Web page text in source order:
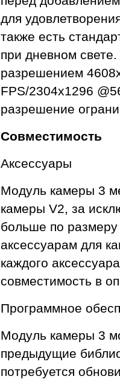
для
также есть
при дневном
разрешением
FPS/2304x1296
разрешение
Совместимость
Аксессуары
Модуль камеры 3
камеры V2, за
больше по
аксессуарам для
каждого
совместимость в
Программное
Модуль камеры 3
предыдущие
потребуется